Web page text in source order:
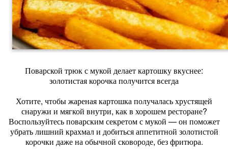
Поварской трюк с мукой делает картошку вкуснее:
золотистая корочка получится всегда
Хотите, чтобы жареная картошка получалась хрустящей
снаружи и мягкой внутри, как в хорошем ресторане?
Воспользуйтесь поварским секретом с мукой — он поможет
убрать лишний крахмал и добиться аппетитной золотистой
корочки даже на обычной сковороде, без фритюра.